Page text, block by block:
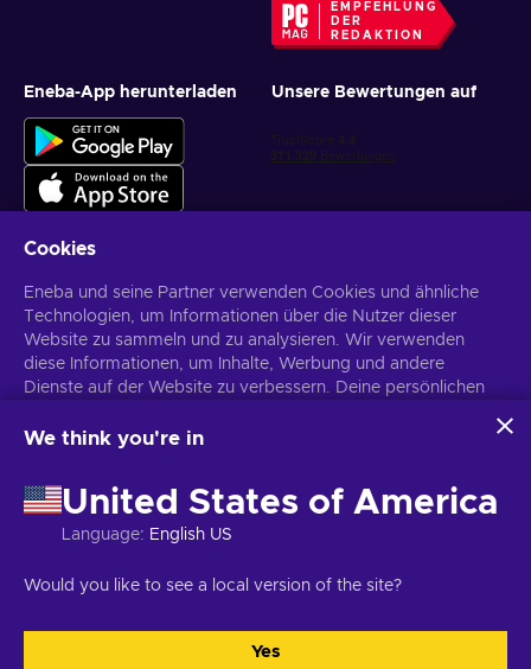
EMPFEHLUNG
DER
REDAKTION
Eneba-App herunterladen Unsere Bewertungen auf
Abonnieren
Du kannst dich jederzeit wieder abmelden. Weitere Informationen in
Copyright © 2026 Eneba. Alle Rechte vorbehalten. UAB „Helis play“,
Cookies
Eneba und seine Partner verwenden Cookies und ähnliche
Technologien, um Informationen über die Nutzer dieser
Website zu sammeln und zu analysieren. Wir verwenden
diese Informationen, um Inhalte, Werbung und andere
Dienste auf der Website zu verbessern. Deine persönlichen
verwendet werden.
Verwendung dieser Technologien durch Eneba und seine
Partner zu. Du kannst deine Zustimmung anpassen, indem du
auf „Anpassen“ klickst.
verwendet, siehe \nGoogle Business Sicherheit &
We think you're in
United States of America
Language: English US
Would you like to see a local version of the site?
Yes